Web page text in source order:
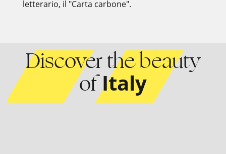
letterario, il "Carta carbone".
Discover the beauty
ofItaly